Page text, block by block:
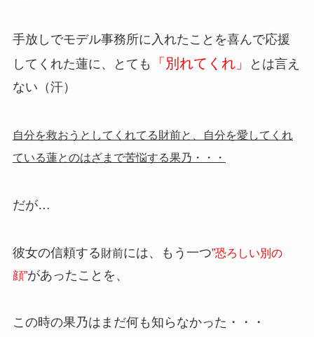
手放しでモデル事務所に入れたことを喜んで応援
してくれた蓮に、とても
「別れてくれ」
とは言え
ない（汗）
自分を救おうとしてくれてる財前と、自分を愛してくれ
ている蓮とのはざまで苦悩する果乃・・・
だが…
彼女の信頼する財前には、もう一つ”恐ろしい別の
顔”があったことを、
この時の果乃はまだ何も知らなかった・・・